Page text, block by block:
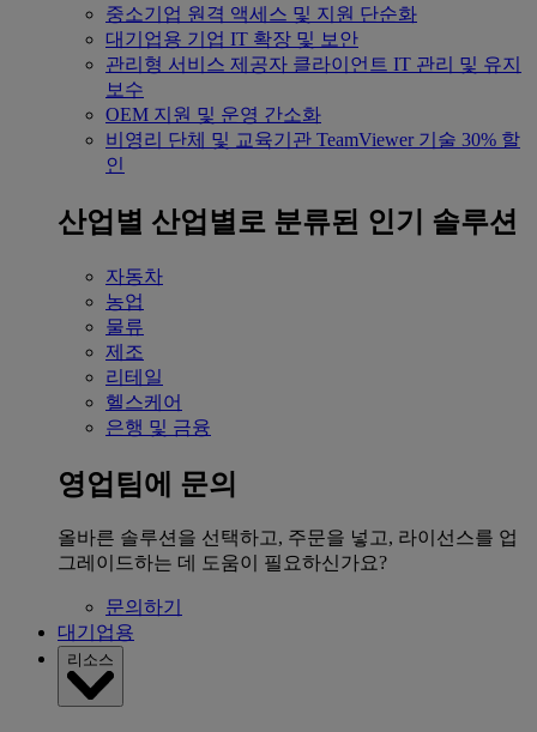
중소기업 원격 액세스 및 지원 단순화
대기업용 기업 IT 확장 및 보안
관리형 서비스 제공자 클라이언트 IT 관리 및 유지
보수
OEM 지원 및 운영 간소화
비영리 단체 및 교육기관 TeamViewer 기술 30% 할
인
산업별 산업별로 분류된 인기 솔루션
자동차
농업
물류
제조
리테일
헬스케어
은행 및 금융
영업팀에 문의
올바른 솔루션을 선택하고, 주문을 넣고, 라이선스를 업
그레이드하는 데 도움이 필요하신가요?
문의하기
대기업용
리소스